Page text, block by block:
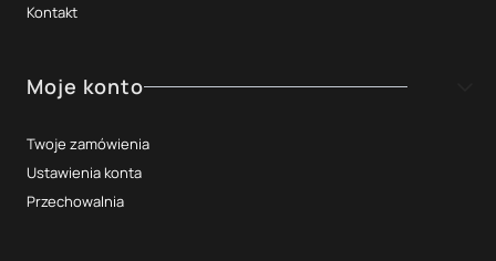
Kontakt
Moje konto
Twoje zamówienia
Ustawienia konta
Przechowalnia